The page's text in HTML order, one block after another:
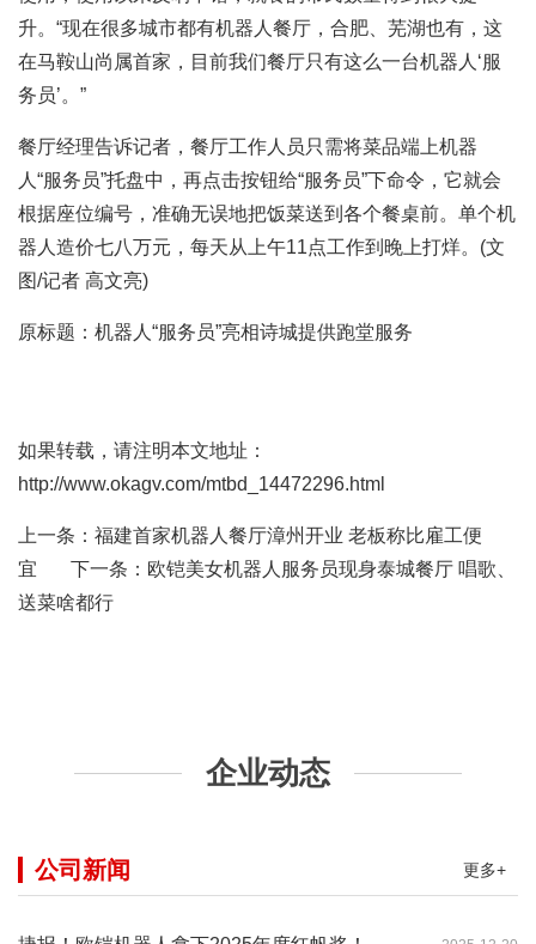
升。“现在很多城市都有机器人餐厅，合肥、芜湖也有，这
在马鞍山尚属首家，目前我们餐厅只有这么一台机器人‘服
务员’。”
餐厅经理告诉记者，餐厅工作人员只需将菜品端上机器
人“服务员”托盘中，再点击按钮给“服务员”下命令，它就会
根据座位编号，准确无误地把饭菜送到各个餐桌前。单个机
器人造价七八万元，每天从上午11点工作到晚上打烊。(文
图/记者 高文亮)
原标题：机器人“服务员”亮相诗城提供跑堂服务
如果转载，请注明本文地址：
http://www.okagv.com/mtbd_14472296.html
上一条： 福建首家机器人餐厅漳州开业 老板称比雇工便
宜 下一条： 欧铠美女机器人服务员现身泰城餐厅 唱歌、
送菜啥都行
企业动态
更多+
公司新闻